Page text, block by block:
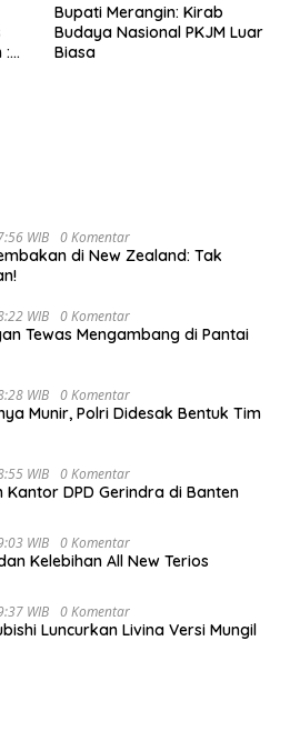
:
Bupati Merangin: Kirab
Budaya Nasional PKJM Luar
Biasa
WIB 0 Komentar
di New Zealand: Tak
WIB 0 Komentar
Tewas Mengambang di Pantai
WIB 0 Komentar
Munir, Polri Didesak Bentuk Tim
WIB 0 Komentar
Kantor DPD Gerindra di Banten
WIB 0 Komentar
Kelebihan All New Terios
WIB 0 Komentar
Luncurkan Livina Versi Mungil